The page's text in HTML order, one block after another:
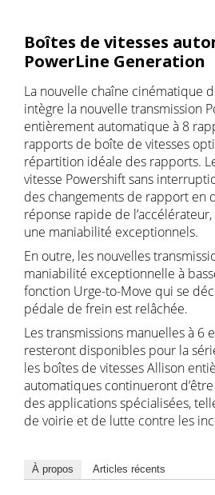
Boîtes de vitesses
PowerLine Generation
La nouvelle chaîne cinématique
intègre la nouvelle transmission
entièrement automatique à 8
rapports de boîte de vitesses
répartition idéale des rapports.
vitesse Powershift sans
des changements de rapport en
réponse rapide de
une maniabilité exceptionnels.
En outre, les nouvelles
maniabilité exceptionnelle à
fonction Urge-to-Move qui se
pédale de frein est relâchée.
Les transmissions manuelles à 6
resteront disponibles pour la
les boîtes de vitesses Allison
automatiques continueront
des applications spécialisées,
de voirie et de lutte contre les
À propos Articles récents